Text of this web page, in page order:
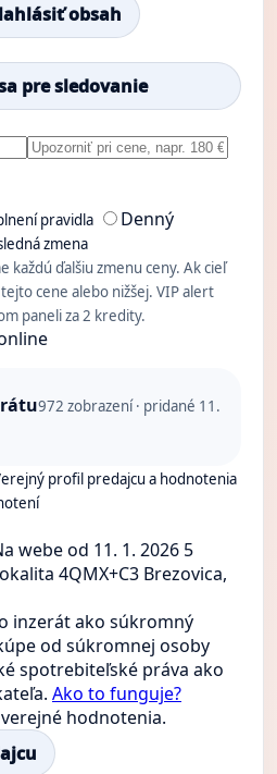
obsah
pre sledovanie
pravidla
Denný
zmena
každú ďalšiu zmenu ceny. Ak cieľ
cene alebo nižšej. VIP alert
paneli za 2 kredity.
972 zobrazení · pridané 11.
profil predajcu a hodnotenia
webe od 11. 1. 2026 5
4QMX+C3 Brezovica,
inzerát ako súkromný
od súkromnej osoby
spotrebiteľské práva ako
Ako to funguje?
hodnotenia.